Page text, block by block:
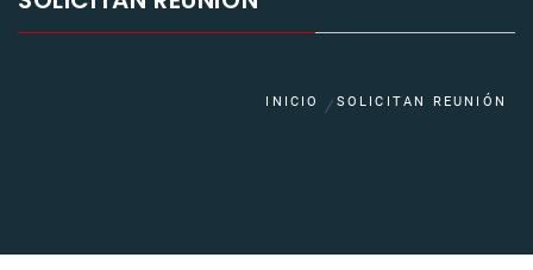
INICIO SOLICITAN REUNIÓN